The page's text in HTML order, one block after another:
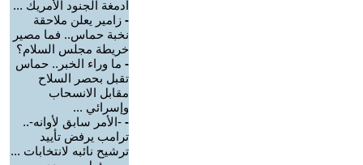
أدمغة الجنود الأمريك ...
- زامير يعلن ملاحقة
نخبة حماس.. فما مصير
خريطة مجلس السلام؟
- ما وراء الخبر.. حماس
تقبل بحصر السلاح
مقابل الانسحاب
وإسرائي ...
- -الأمر سابق لأوانه-..
ترامب يرفض تأييد
ترشيح نائبه لانتخابات ...